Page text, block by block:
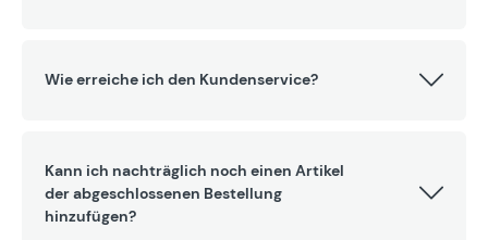
Wie erreiche ich den Kundenservice?
Kann ich nachträglich noch einen Artikel
der abgeschlossenen Bestellung
hinzufügen?